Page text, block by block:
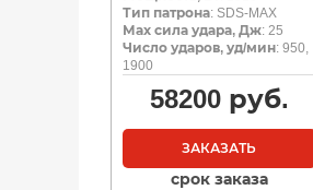
Тип патрона: SDS-MAX
Мах сила удара, Дж: 25
Число ударов, уд/мин: 950,
1900
58200руб.
ЗАКАЗАТЬ
срок заказа